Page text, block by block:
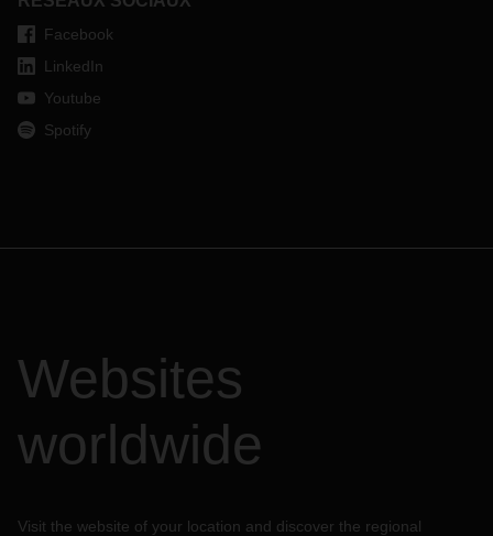
Facebook
LinkedIn
Youtube
Spotify
Websites
worldwide
Visit the website of your location and discover the regional